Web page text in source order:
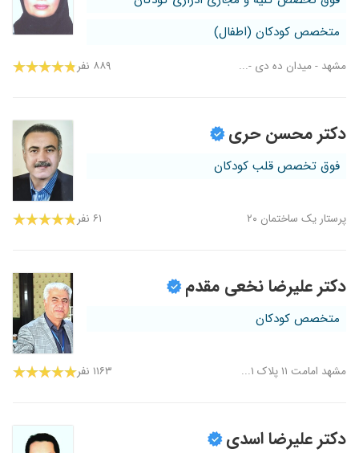
متخصص کودکان (اطفال)
مشهد - میدان ده دی -... ۸۸۹ نفر
دکتر محسن حری
فوق تخصص قلب کودکان
پرستار یک ساختمان ۲۰ ۶۱ نفر
دکتر علیرضا نخعی مقدم
متخصص کودکان
مشهد امامت ۱۱ پلاک ۱... ۱۱۶۳ نفر
دکتر علیرضا اسدی